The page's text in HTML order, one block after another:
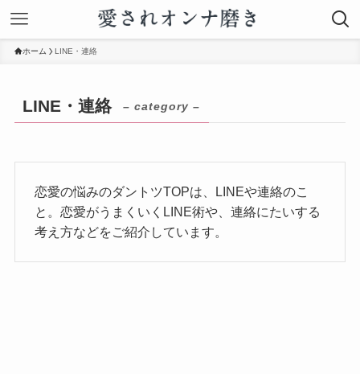
ホーム LINE・連絡
LINE・連絡 – category –
恋愛の悩みのダントツTOPは、LINEや連絡のこ
と。恋愛がうまくいくLINE術や、連絡にたいする
考え方などをご紹介しています。